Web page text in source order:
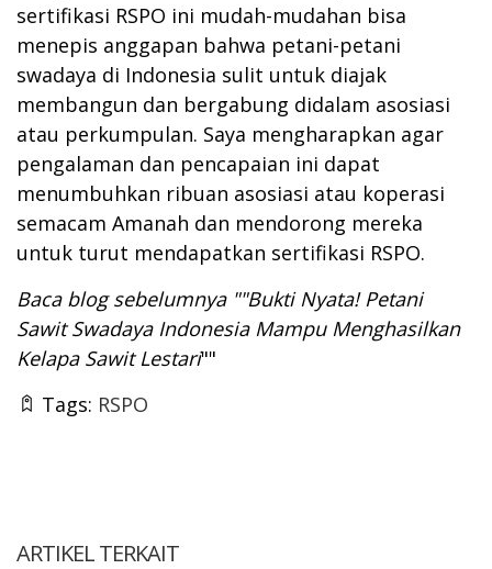
sertifikasi RSPO ini mudah-mudahan bisa
menepis anggapan bahwa petani-petani
swadaya di Indonesia sulit untuk diajak
membangun dan bergabung didalam asosiasi
atau perkumpulan. Saya mengharapkan agar
pengalaman dan pencapaian ini dapat
menumbuhkan ribuan asosiasi atau koperasi
semacam Amanah dan mendorong mereka
untuk turut mendapatkan sertifikasi RSPO.
Baca blog sebelumnya ""Bukti Nyata! Petani
Sawit Swadaya Indonesia Mampu Menghasilkan
Kelapa Sawit Lestari""
Tags: RSPO
ARTIKEL TERKAIT